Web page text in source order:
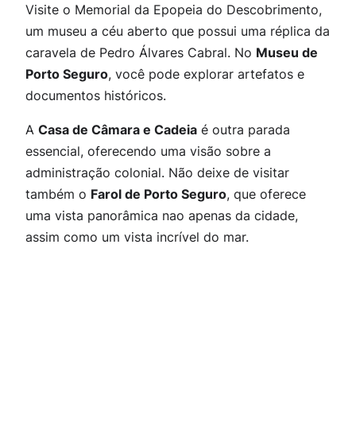
Visite o Memorial da Epopeia do Descobrimento,
um museu a céu aberto que possui uma réplica da
caravela de Pedro Álvares Cabral. No Museu de
Porto Seguro, você pode explorar artefatos e
documentos históricos.
A Casa de Câmara e Cadeia é outra parada
essencial, oferecendo uma visão sobre a
administração colonial. Não deixe de visitar
também o Farol de Porto Seguro, que oferece
uma vista panorâmica nao apenas da cidade,
assim como um vista incrível do mar.